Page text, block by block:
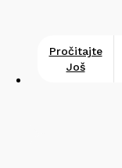
Pročitajte
Još